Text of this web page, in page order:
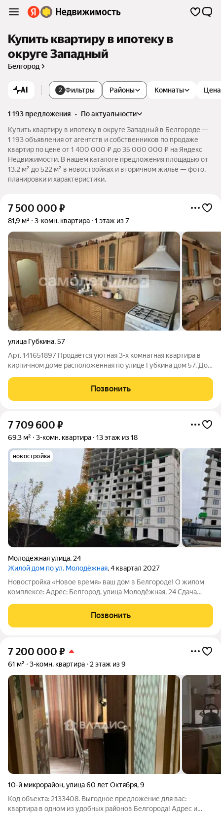
Купить квартиру в ипотеку в
округе Западный
Белгород
AI 2 Фильтры Комнаты Цена
Районы
1 193 предложения •
по актуальности
Купить квартиру в ипотеку в округе Западный в Белгороде —
1 193 объявления от агентств и собственников по продаже
квартир по цене от 1 400 000 ₽ до 35 000 000 ₽ на Яндекс
Недвижимости. В нашем каталоге предложения площадью от
13,2 м² до 522 м² в новостройках и вторичном жилье — фото,
планировки и характеристики.
7 500 000 ₽
81,9 м² 3-комн. квартира 1 этаж из 7
улица Губкина,57
Арт. 141651897 Продаётся уютная 3-х комнатная квартира в
кирпичном доме расположенная по улице Губкина дом 57. Дом
Особенностью и уникальностью дома является отдельный
вход в подъезд, в подъезде
Позвонить
7 709 600 ₽
69,3 м² 3-комн. квартира 13 этаж из 18
новостройка
Молодёжная улица, 24
Жилой дом по ул. Молодёжная, 4 квартал 2027
Новостройка «Новое время» ваш дом в Белгороде! О жилом
комплексе: Адрес: Белгород, улица Молодёжная, 24 Сдача
скрытой комиссии. Тип дома: современный монолитно-
кирпичный. Статус: новый дом
Позвонить
7 200 000 ₽
61 м² 3-комн. квартира 2 этаж из 9
10-й микрорайон,улица 60 лет Октября,9
Код объекта: 2133408. Выгодное предложение для вас:
квартира в одном из удобных районов Белгорода! Адрес и